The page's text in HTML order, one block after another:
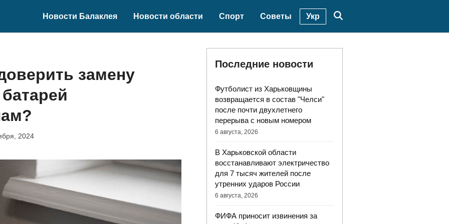
Новости Балаклея Новости области Спорт Советы Укр
замену
2024
Последние новости
Футболист из Харьковщины
возвращается в состав "Челси"
после почти двухлетнего
перерыва с новым номером
6 августа, 2026
В Харьковской области
восстанавливают электричество
для 7 тысяч жителей после
утренних ударов России
6 августа, 2026
ФИФА приносит извинения за